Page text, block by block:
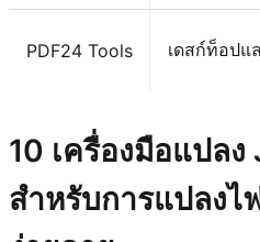
PDF24 Tools เดสก์ท็อปแ
10 เครื่องมือแปลง
สำหรับการแปลงไ